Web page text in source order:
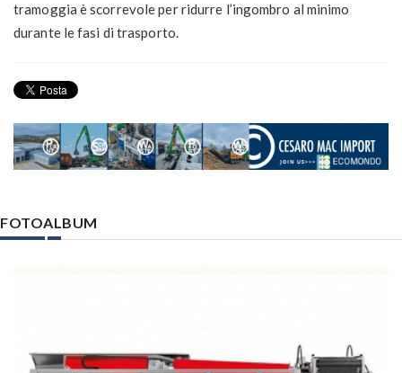
tramoggia è scorrevole per ridurre l’ingombro al minimo
durante le fasi di trasporto.
FOTOALBUM